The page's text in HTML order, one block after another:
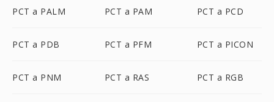
PCT a PALM PCT a PAM PCT a PCD
PCT a PDB PCT a PFM PCT a PICON
PCT a PNM PCT a RAS PCT a RGB